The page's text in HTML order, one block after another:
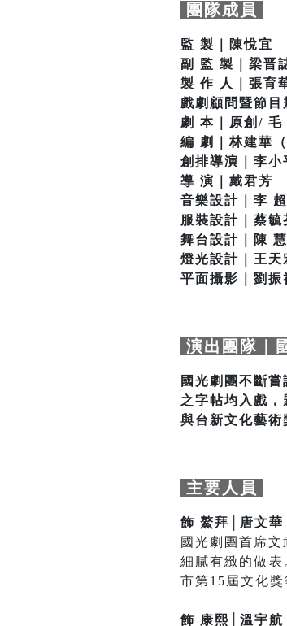
團隊成員
監 製｜陳悅宜
副 監 製｜梁晋
製 作 人｜張育
戲劇顧問暨節目
劇 本｜原創/ 毛
編 劇｜林建華
創排導演｜李小
導 演｜戴君芳
音樂設計｜李 超
服裝設計｜蔡毓
舞台設計｜陳 慧
燈光設計｜王天
平面攝影｜劉振
演出團隊｜
國光劇團不斷
之字帖均入戲
與台新文化藝術
主要人員
飾 鰲拜│唐文華
國光劇團首席
細膩有緻的做
市第15屆文化
飾 康熙│溫宇航